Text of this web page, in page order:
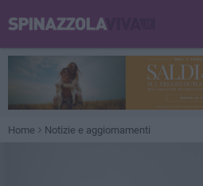
Home Notizie e aggiornamenti